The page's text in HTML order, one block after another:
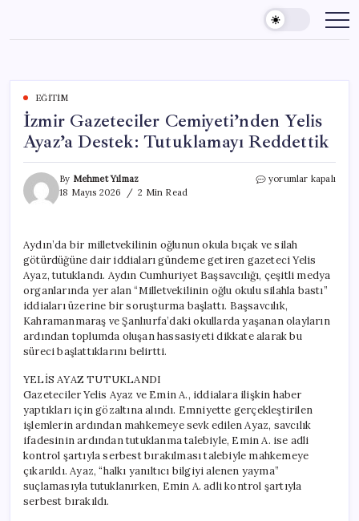
content
EĞITIM
İzmir Gazeteciler Cemiyeti’nden Yelis
Ayaz’a Destek: Tutuklamayı Reddettik
By Mehmet Yılmaz
18 Mayıs 2026
2 Min Read
İzmir
Destek:
Tutuklamayı
Reddettik
için
yorumlar kapalı
Aydın’da bir milletvekilinin oğlunun okula bıçak ve silah
götürdüğüne dair iddiaları gündeme getiren gazeteci Yelis
Ayaz, tutuklandı. Aydın Cumhuriyet Başsavcılığı, çeşitli medya
organlarında yer alan “Milletvekilinin oğlu okulu silahla bastı”
iddiaları üzerine bir soruşturma başlattı. Başsavcılık,
Kahramanmaraş ve Şanlıurfa’daki okullarda yaşanan olayların
ardından toplumda oluşan hassasiyeti dikkate alarak bu
süreci başlattıklarını belirtti.
YELİS AYAZ TUTUKLANDI
Gazeteciler Yelis Ayaz ve Emin A., iddialara ilişkin haber
yaptıkları için gözaltına alındı. Emniyette gerçekleştirilen
işlemlerin ardından mahkemeye sevk edilen Ayaz, savcılık
ifadesinin ardından tutuklanma talebiyle, Emin A. ise adli
kontrol şartıyla serbest bırakılması talebiyle mahkemeye
çıkarıldı. Ayaz, “halkı yanıltıcı bilgiyi alenen yayma”
suçlamasıyla tutuklanırken, Emin A. adli kontrol şartıyla
serbest bırakıldı.